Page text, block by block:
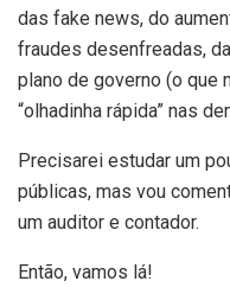
das fake news, do
fraudes desenfreadas,
plano de governo (o que
“olhadinha rápida” nas
Precisarei estudar um
públicas, mas vou
um auditor e contador.
Então, vamos lá!